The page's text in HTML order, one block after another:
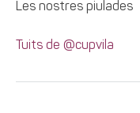
Les nostres piulades
Tuits de @cupvila